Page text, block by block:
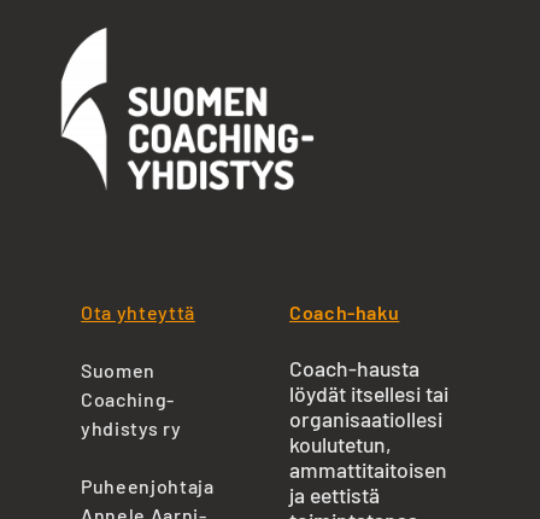
Ota yhteyttä
Suomen
Coaching-
yhdistys ry
Puheenjohtaja
Coach-haku
Coach-hausta
löydät itsellesi tai
organisaatiollesi
koulutetun,
ammattitaitoisen
ja eettistä